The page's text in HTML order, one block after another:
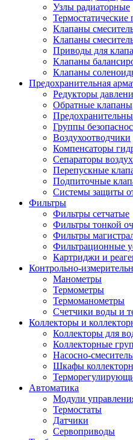
Узлы радиаторные
Термостатические
Клапаны
Клапаны
Приводы для
Клапаны
Клапаны
Предохранительная
Редукторы
Обратные клапаны
Группы
Воздухоотводчики
Компенсаторы
Сепараторы
Перепускные
Подпиточные
Системы защиты
Фильтры
Фильтры сетчатые
Фильтры тонкой
Фильтры
Фильтрационные
Картриджи и
Контрольно-
Манометры
Термометры
Термоманометры
Счетчики воды и
Коллекторы и
Коллекторы для
Коллекторные
Насосно-
Шкафы
Автоматика
Модули
Термостаты
Датчики
Сервоприводы